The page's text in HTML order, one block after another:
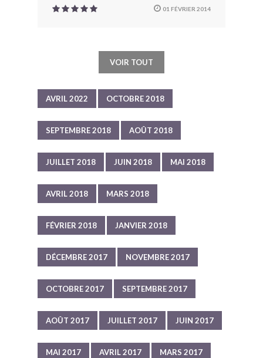
01 FÉVRIER 2014
VOIR TOUT
AVRIL 2022 OCTOBRE 2018
SEPTEMBRE 2018 AOÛT 2018
JUILLET 2018 JUIN 2018 MAI 2018
AVRIL 2018 MARS 2018
FÉVRIER 2018 JANVIER 2018
DÉCEMBRE 2017 NOVEMBRE 2017
OCTOBRE 2017 SEPTEMBRE 2017
AOÛT 2017 JUILLET 2017 JUIN 2017
MAI 2017 AVRIL 2017 MARS 2017